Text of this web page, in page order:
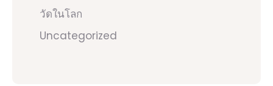
วัดในโลก
Uncategorized